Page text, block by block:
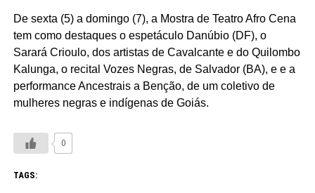
De sexta (5) a domingo (7), a Mostra de Teatro Afro Cena
tem como destaques o espetáculo Danúbio (DF), o
Sarará Crioulo, dos artistas de Cavalcante e do Quilombo
Kalunga, o recital Vozes Negras, de Salvador (BA), e e a
performance Ancestrais a Benção, de um coletivo de
mulheres negras e indígenas de Goiás.
0
TAGS: